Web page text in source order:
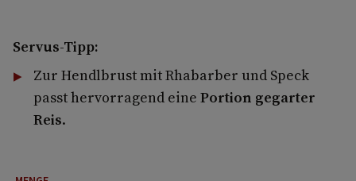
Servus-Tipp:
Zur Hendlbrust mit Rhabarber und Speck
passt hervorragend eine Portion gegarter
Reis.